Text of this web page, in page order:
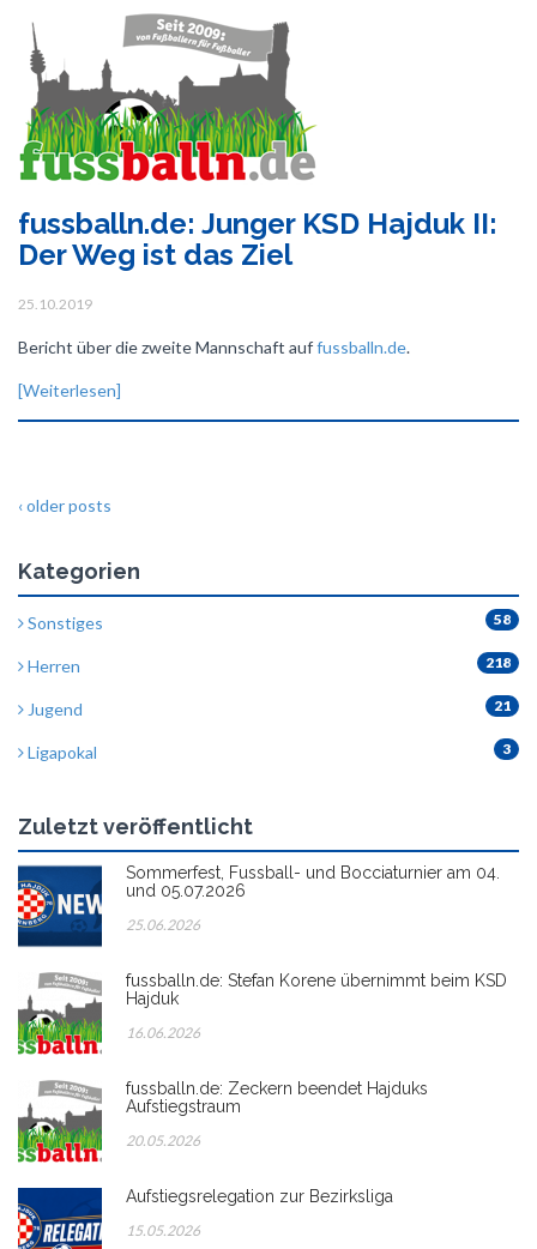
fussballn.de: Junger KSD Hajduk II:
Der Weg ist das Ziel
25.10.2019
Bericht über die zweite Mannschaft auffussballn.de.
[Weiterlesen]
‹ older posts
Kategorien
Sonstiges 58
Herren 218
Jugend 21
Ligapokal 3
Zuletzt veröffentlicht
Sommerfest, Fussball- und Bocciaturnier am 04.
und 05.07.2026
25.06.2026
fussballn.de: Stefan Korene übernimmt beim KSD
Hajduk
16.06.2026
fussballn.de: Zeckern beendet Hajduks
Aufstiegstraum
20.05.2026
Aufstiegsrelegation zur Bezirksliga
15.05.2026